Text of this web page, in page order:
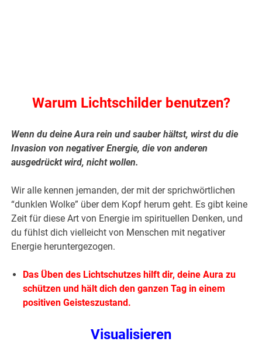
Warum Lichtschilder benutzen?
Wenn du deine Aura rein und sauber hältst, wirst du die
Invasion von negativer Energie, die von anderen
ausgedrückt wird, nicht wollen.
Wir alle kennen jemanden, der mit der sprichwörtlichen
“dunklen Wolke” über dem Kopf herum geht. Es gibt keine
Zeit für diese Art von Energie im spirituellen Denken, und
du fühlst dich vielleicht von Menschen mit negativer
Energie heruntergezogen.
Das Üben des Lichtschutzes hilft dir, deine Aura zu
schützen und hält dich den ganzen Tag in einem
positiven Geisteszustand.
Visualisieren